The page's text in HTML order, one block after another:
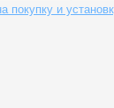
покупку и